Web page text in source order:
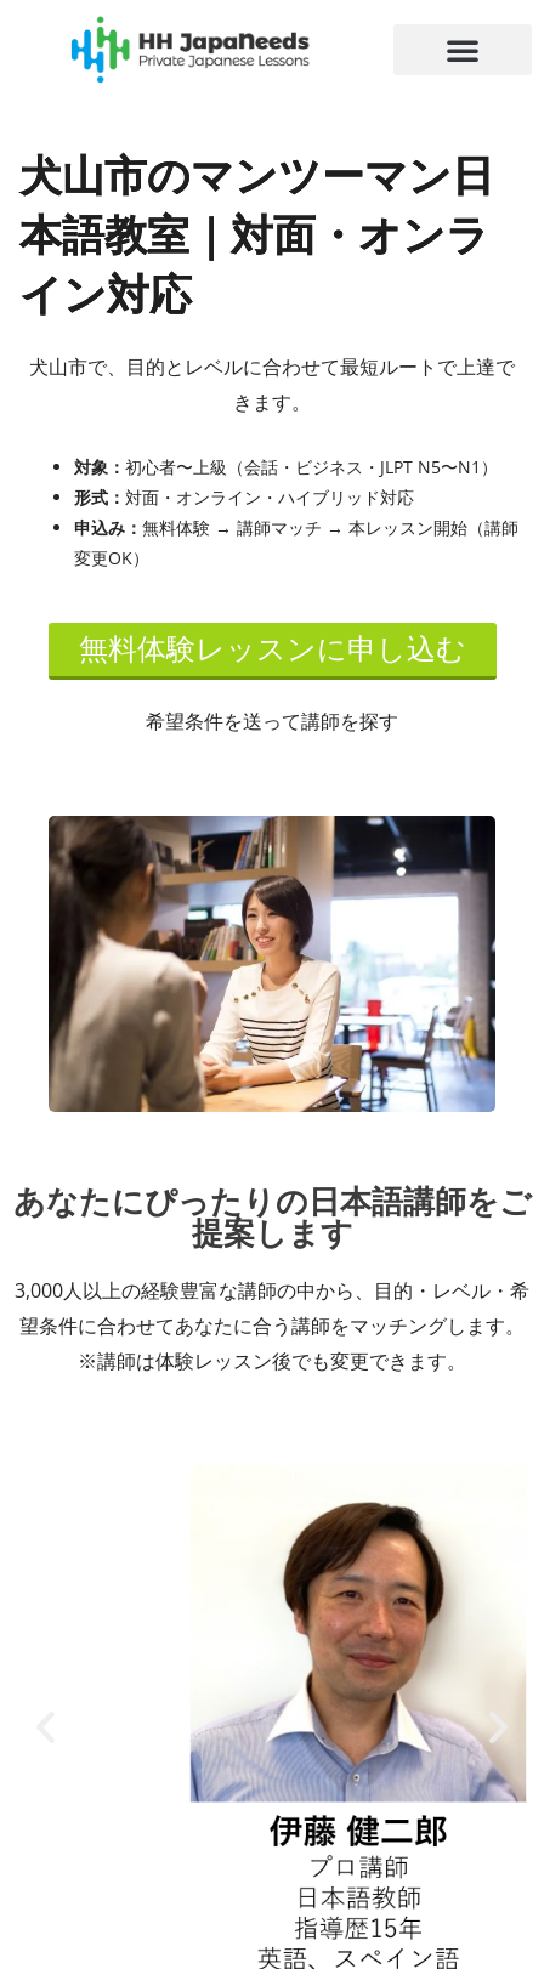
犬山市のマンツーマン日
本語教室｜対面・オンラ
イン対応
犬山市で、目的とレベルに合わせて最短ルートで上達で
きます。
対象：初心者〜上級（会話・ビジネス・JLPT N5〜N1）
形式：対面・オンライン・ハイブリッド対応
申込み：無料体験 → 講師マッチ → 本レッスン開始（講師
変更OK）
無料体験レッスンに申し込む
希望条件を送って講師を探す
あなたにぴったりの日本語講師をご
提案します
3,000人以上の経験豊富な講師の中から、目的・レベル・希
望条件に合わせてあなたに合う講師をマッチングします。
※講師は体験レッスン後でも変更できます。